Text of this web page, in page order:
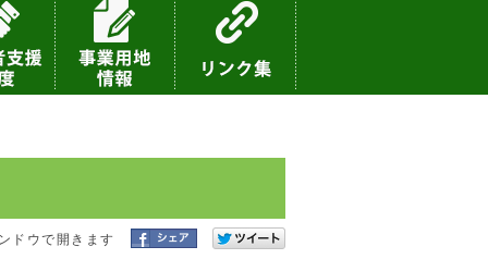
ドウで開きます